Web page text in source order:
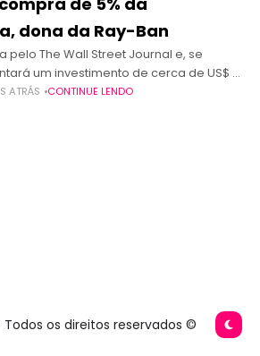
dona da Ray-Ban
pelo The Wall Street Journal e, se
um investimento de cerca de US$ 5
A gigante da tecnologia Meta,
ATRÁS CONTINUE LENDO
os direitos reservados ©